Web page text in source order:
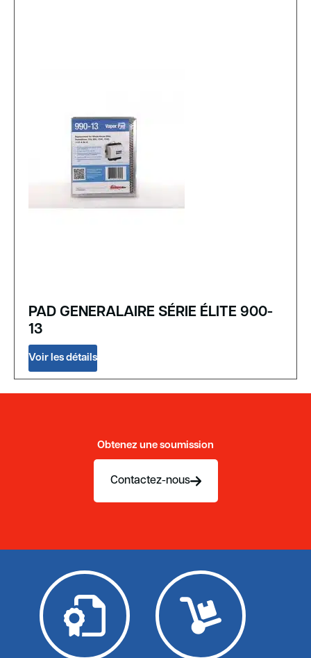
PAD GENERALAIRE SÉRIE ÉLITE 900-
13
Voir les détails
Obtenez une soumission
Contactez-nous